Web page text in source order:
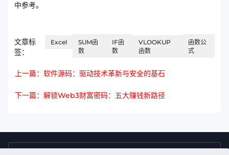
中参考。
文章标
签：
Excel
SUM函
数
IF函
数
VLOOKUP
函数
函数公
式
上一篇：软件源码：驱动技术革新与安全的基石
下一篇：解锁Web3财富密码：五大赚钱新路径